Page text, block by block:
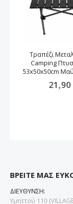
Τραπέζι
Camping
53x50x50cm
21,90
ΒΡΕΙΤΕ ΜΑΣ
ΔΙΕΥΘΥΝΣΗ:
Υμηττού 110